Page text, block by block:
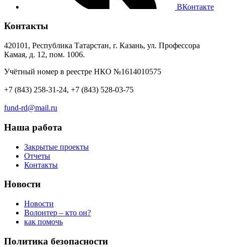
ВКонтакте
Контакты
420101, Республика Татарстан, г. Казань, ул. Профессора
Камая, д. 12, пом. 1006.
Учётный номер в реестре НКО №1614010575
+7 (843) 258-31-24, +7 (843) 528-03-75
fund-rd@mail.ru
Наша работа
Закрытые проекты
Отчеты
Контакты
Новости
Новости
Волонтер – кто он?
как помочь
Политика безопасности